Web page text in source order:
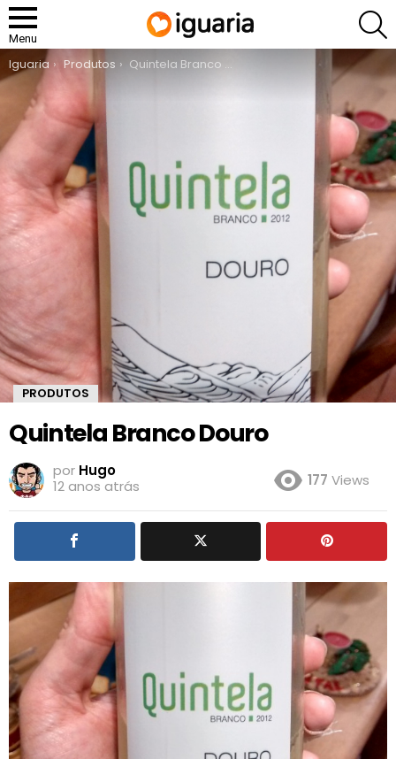
Menu
You are here:
Iguaria Produtos Quintela Branco Douro
PRODUTOS
Quintela Branco Douro
por Hugo
12 anos atrás
177 Views